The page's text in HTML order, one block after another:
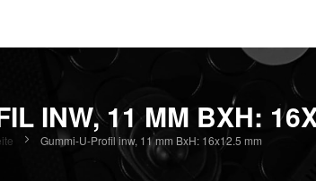
INW, 11 MM BXH:
Gummi-U-Profil inw, 11 mm BxH: 16x12.5 mm